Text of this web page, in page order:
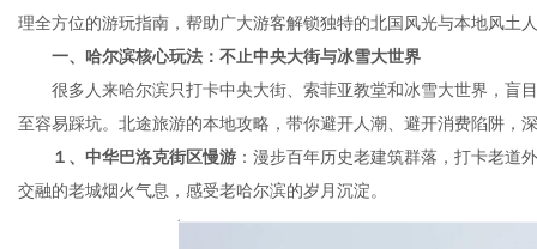
理全方位的游玩指南，帮助广大游客解锁独特的北国风光与本地风土
一、哈尔滨核心玩法：不止中央大街与冰雪大世界
很多人来哈尔滨只打卡中央大街、索菲亚教堂和冰雪大世界，盲
至容易踩坑。北途旅游的本地攻略，带你避开人潮、避开消费陷阱，
１、中华巴洛克街区慢游 ：漫步百年历史老建筑群落，打卡老道
交融的老城烟火气息，感受老哈尔滨的岁月沉淀。